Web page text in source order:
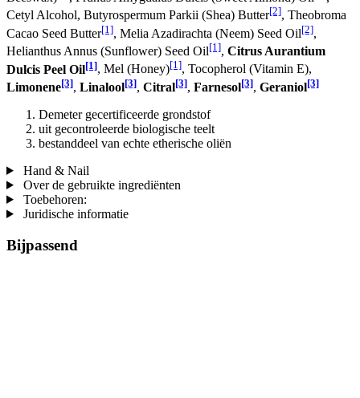
Cetyl Alcohol, Butyrospermum Parkii (Shea) Butter[2], Theobroma
Cacao Seed Butter[1], Melia Azadirachta (Neem) Seed Oil[2],
Helianthus Annus (Sunflower) Seed Oil[1], Citrus Aurantium
Dulcis Peel Oil[1], Mel (Honey)[1], Tocopherol (Vitamin E),
Limonene[3], Linalool[3], Citral[3], Farnesol[3], Geraniol[3]
Demeter gecertificeerde grondstof
uit gecontroleerde biologische teelt
bestanddeel van echte etherische oliën
Hand & Nail
Over de gebruikte ingrediënten
Toebehoren:
Juridische informatie
Bijpassend